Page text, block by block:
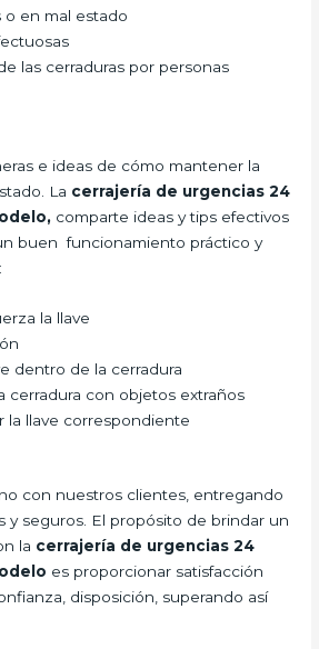
o en mal estado
las cerraduras por personas
e ideas de cómo mantener la
La cerrajería de urgencias 24
comparte ideas y tips efectivos
buen funcionamiento práctico y
la llave
dentro de la cerradura
cerradura con objetos extraños
la llave correspondiente
con nuestros clientes, entregando
y seguros. El propósito de brindar un
la cerrajería de urgencias 24
es proporcionar satisfacción
disposición, superando así